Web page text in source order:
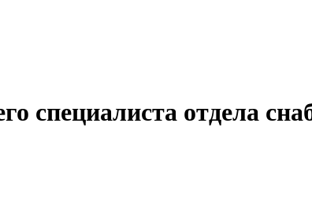
специалиста отдела